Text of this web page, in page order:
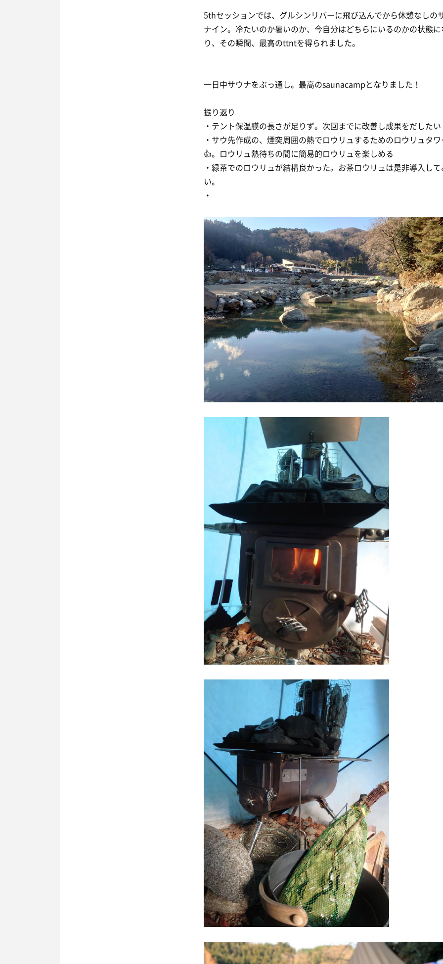
5thセッションでは、グルシンリバーに飛び込んでから休憩なしの
ナイン。冷たいのか暑いのか、今自分はどちらにいるのかの状態
り、その瞬間、最高のttntを得られました。
一日中サウナをぶっ通し。最高のsaunacampとなりました！
振り返り
・テント保温膜の長さが足りず。次回までに改善し成果をだしたい
・サウ先作成の、煙突周囲の熱でロウリュするためのロウリュタ
👍。ロウリュ熱待ちの間に簡易的ロウリュを楽しめる
・緑茶でのロウリュが結構良かった。お茶ロウリュは是非導入し
い。
・